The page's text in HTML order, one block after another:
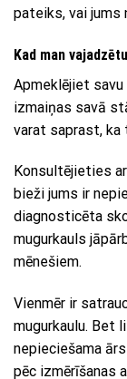
pateiks, vai jums
Kad man
Apmeklējiet savu
izmaiņas savā
varat saprast, ka
Konsultējieties
bieži jums ir
diagnosticēta
mugurkauls
mēnešiem.
Vienmēr ir
mugurkaulu. Bet
nepieciešama
pēc izmērīšanas